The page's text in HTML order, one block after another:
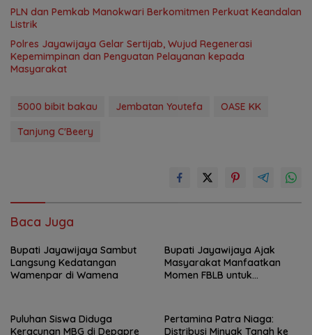
PLN dan Pemkab Manokwari Berkomitmen Perkuat Keandalan
Listrik
Polres Jayawijaya Gelar Sertijab, Wujud Regenerasi
Kepemimpinan dan Penguatan Pelayanan kepada
Masyarakat
5000 bibit bakau Jembatan Youtefa
OASE KK
Tanjung C'Beery
Baca Juga
Bupati Jayawijaya Sambut
Langsung Kedatangan
Wamenpar di Wamena
Bupati Jayawijaya Ajak
Masyarakat Manfaatkan
Momen FBLB untuk
Puluhan Siswa Diduga
Keracunan MBG di Depapre
Pertamina Patra Niaga:
Distribusi Minyak Tanah ke